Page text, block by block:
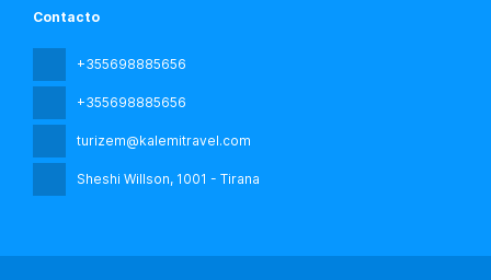
Contacto
+355698885656
+355698885656
turizem@kalemitravel.com
Sheshi Willson, 1001 - Tirana